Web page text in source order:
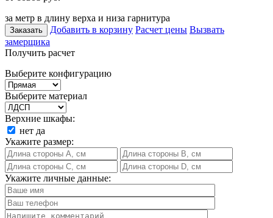
за метр в длину верха и низа гарнитура
Заказать Добавить в корзину Расчет цены Вызвать
замерщика
Получить расчет
Выберите конфигурацию
Выберите материал
Верхние шкафы:
нет да
Укажите размер:
Укажите личные данные: